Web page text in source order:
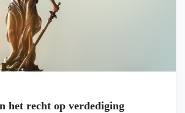
het recht op verdediging